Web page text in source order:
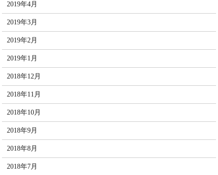
2019年4月
2019年3月
2019年2月
2019年1月
2018年12月
2018年11月
2018年10月
2018年9月
2018年8月
2018年7月